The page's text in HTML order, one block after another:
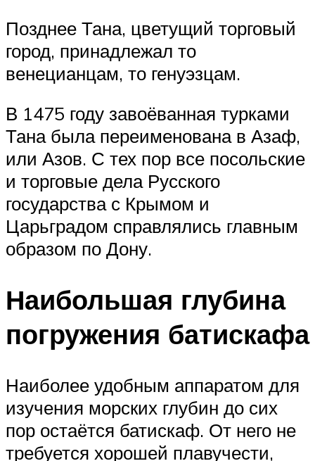
Позднее Тана, цветущий торговый
город, принадлежал то
венецианцам, то генуэзцам.
В 1475 году завоёванная турками
Тана была переименована в Азаф,
или Азов. С тех пор все посольские
и торговые дела Русского
государства с Крымом и
Царьградом справлялись главным
образом по Дону.
Наибольшая глубина
погружения батискафа
Наиболее удобным аппаратом для
изучения морских глубин до сих
пор остаётся батискаф. От него не
требуется хорошей плавучести,